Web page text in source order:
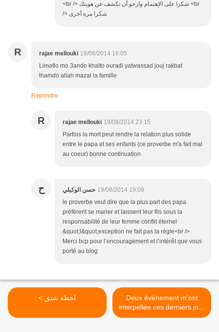
<br /> شكرا على الإهتمام وارجو أن تكشف عن هويتك <br
/> شكرا مرة أخرى
R rajae mellouki 19/08/2014 16:05
Limatlo mo 3ando khalto ouradi yatwassad jouj rakbat
lhamdo allah mazal la famille
Répondre
R rajae mellouki 19/08/2014 23:15
Parfois la mort peut rendre la relation plus solide
entre le papa et ses enfants (ce proverbe m'a fait mal
au coeur) bonne continuation
ح حسن الوكيلي 19/08/2014 19:09
le proverbe veut dire que la plus part des papa
préfèrent se marier et laissent leur fils sous la
responsabilité de leur femme conflit éternel
&quot;l&quot;exception ne fait pas la règle<br />
Merci bcp pour l’encouragement et l’intérêt que vous
porté au blog
< لحظة شبق
Deux événement m'ont
interpellée ces derniers jour
,La mort de Etudiant de >